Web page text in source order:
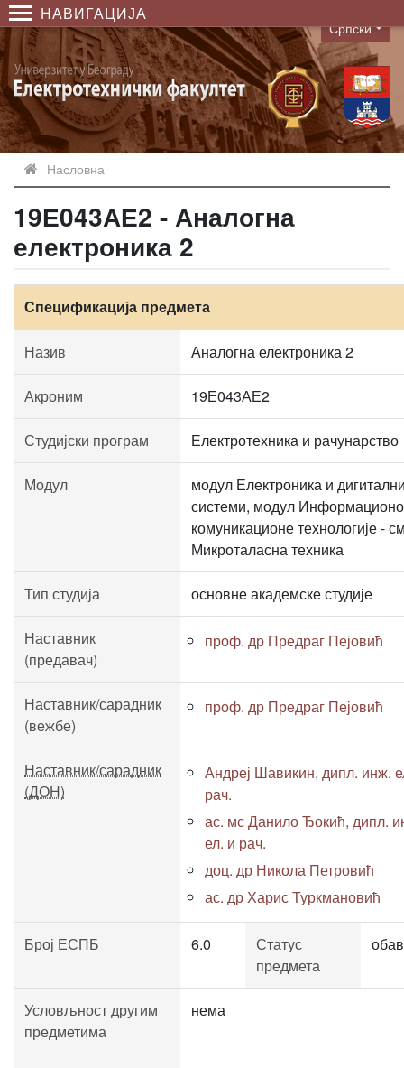
НАВИГАЦИЈА
Language
Српски
Насловна
19Е043АЕ2 - Аналогна
електроника 2
Спецификација предмета
Назив Аналогна електроника 2
Акроним 19Е043АЕ2
Студијски програм Електротехника и рачунарство
Модул
модул Електроника и
системи, модул
комуникационе технологије -
Микроталасна техника
Тип студија основне академске студије
Наставник
(предавач)
проф. др Предраг Пејовић
Наставник/сарадник
(вежбе)
проф. др Предраг Пејовић
Наставник/сарадник
(ДОН)
Андреј Шавикин, дипл. инж.
рач.
ас. мс Данило Ђокић, дипл.
ел. и рач.
доц. др Никола Петровић
ас. др Харис Туркмановић
Број ЕСПБ 6.0
Статус
предмета
Условљност другим
предметима
нема